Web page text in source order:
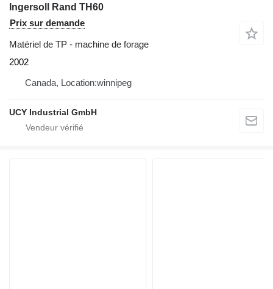
Ingersoll Rand TH60
Prix sur demande
Matériel de TP - machine de forage
2002
Canada, Location:winnipeg
UCY Industrial GmbH